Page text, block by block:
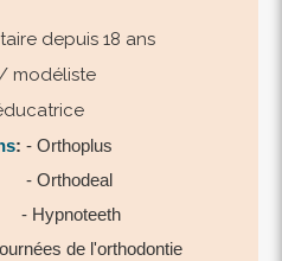
depuis 18 ans
modéliste
: - Orthoplus
de l'orthodontie